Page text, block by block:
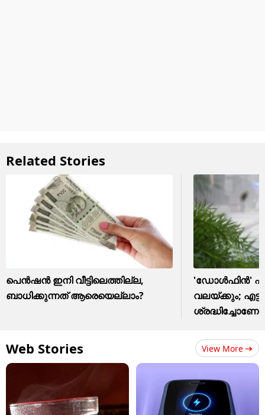
Related Stories
പെൻഷൻ ഇനി വീട്ടിലെത്തില്ല,
ബാധിക്കുന്നത് ആരെയെല്ലാം?
'ഡോൾഫിൻ'
വലയ്ക്കും; എട്ട്
ശ്രദ്ധിച്ചോണേ
Web Stories View More